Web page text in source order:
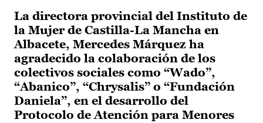
La directora provincial del Instituto de
la Mujer de Castilla-La Mancha en
Albacete, Mercedes Márquez ha
agradecido la colaboración de los
colectivos sociales como “Wado”,
“Abanico”, “Chrysalis” o “Fundación
Daniela”, en el desarrollo del
Protocolo de Atención para Menores